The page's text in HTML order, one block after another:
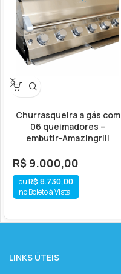
Churrasqueira a gás com
06 queimadores –
embutir-Amazingrill
R$ 9.000,00
R$ 8.730,00
no Boleto à Vista
LINKS ÚTEIS